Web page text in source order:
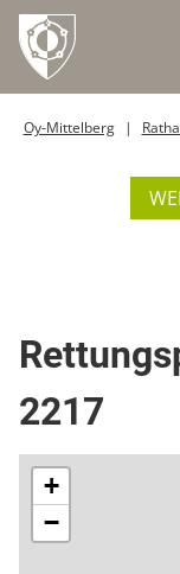
Oy-Mittelberg
2217